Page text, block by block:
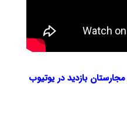
بازدید در یوتیوب